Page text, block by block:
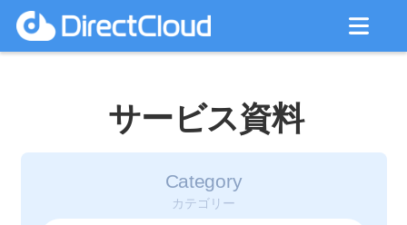
サービス資料
Category
カテゴリー